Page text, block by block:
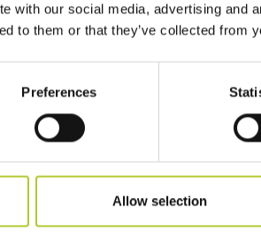
with our social media, advertising and
to them or that they’ve collected from
Preferences
Allow selection
ai tuoi progetti!